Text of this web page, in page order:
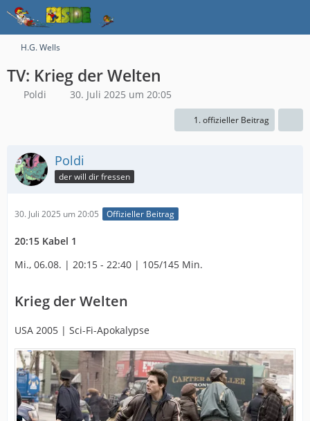
H.G. Wells
TV: Krieg der Welten
Poldi 30. Juli 2025 um 20:05
1. offizieller Beitrag
Poldi
der will dir fressen
30. Juli 2025 um 20:05 Offizieller Beitrag
20:15 Kabel 1
Mi., 06.08. | 20:15 - 22:40 | 105/145 Min.
Krieg der Welten
USA 2005 | Sci-Fi-Apokalypse